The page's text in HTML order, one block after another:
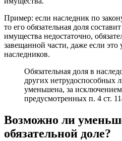
Пример: если наследник по
то его обязательная доля
имущества недостаточно,
завещанной части, даже если
наследников.
Обязательная доля в
других нетрудоспособных
уменьшена, за исключением
предусмотренных п. 4 ст.
Возможно ли
обязательной доле?